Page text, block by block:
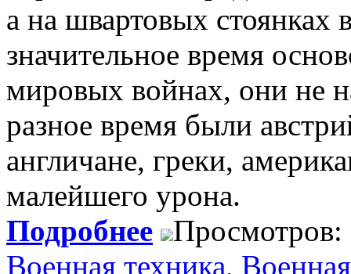
а на швартовых стоянках
значительное время
мировых войнах, они не
разное время были
англичане, греки,
малейшего урона.
Подробнее
Просмотров:
Военная техника,